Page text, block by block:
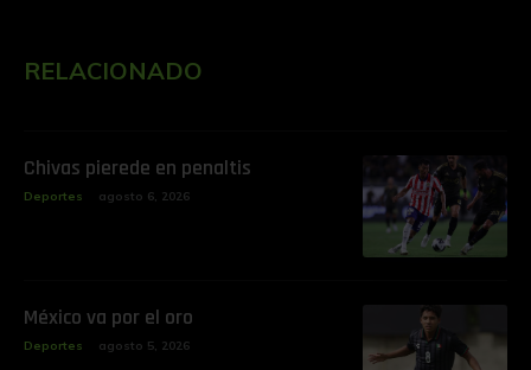
RELACIONADO
Chivas pierede en penaltis
Deportes agosto 6, 2026
‎México va por el oro
Deportes agosto 5, 2026